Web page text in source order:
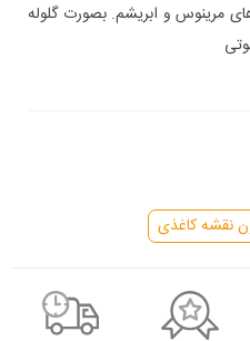
مرینوس و ابریشم. بصورت گلوله